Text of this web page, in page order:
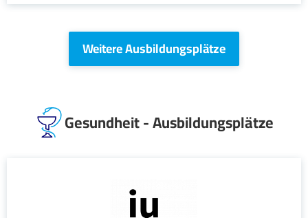
Weitere Ausbildungsplätze
Gesundheit - Ausbildungsplätze